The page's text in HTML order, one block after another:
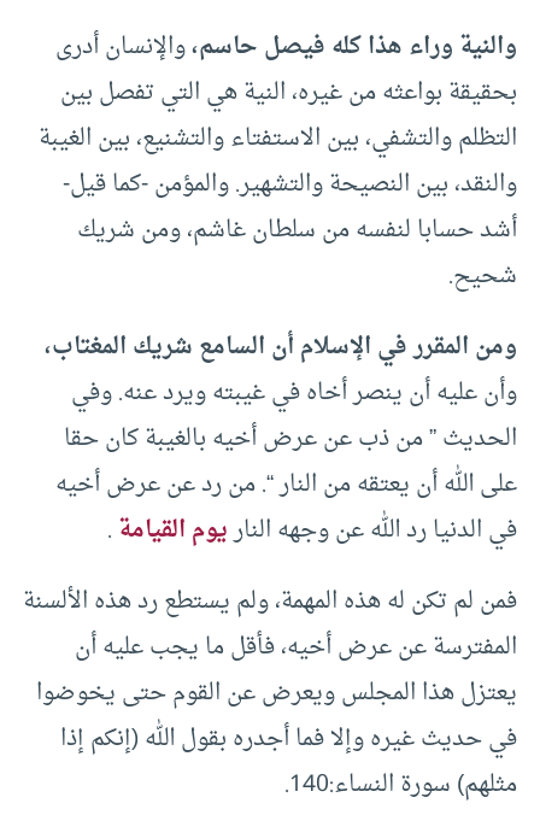
والنية وراء هذا كله فيصل حاسم،والإنسان أدرى
بحقيقة بواعثه من غيره، النية هي التي تفصل بين
التظلم والتشفي، بين الاستفتاء والتشنيع، بين الغيبة
والنقد، بين النصيحة والتشهير. والمؤمن -كما قيل-
أشد حسابا لنفسه من سلطان غاشم، ومن شريك
شحيح.
ومن المقرر في الإسلام أن السامع شريك المغتاب،
وأن عليه أن ينصر أخاه في غيبته ويرد عنه. وفي
الحديث ” من ذب عن عرض أخيه بالغيبة كان حقا
على الله أن يعتقه من النار “. من رد عن عرض أخيه
في الدنيا رد الله عن وجهه الناريوم القيامة.
فمن لم تكن له هذه المهمة، ولم يستطع رد هذه الألسنة
المفترسة عن عرض أخيه، فأقل ما يجب عليه أن
يعتزل هذا المجلس ويعرض عن القوم حتى يخوضوا
في حديث غيره وإلا فما أجدره بقول الله (إنكم إذا
مثلهم) سورة النساء:140.